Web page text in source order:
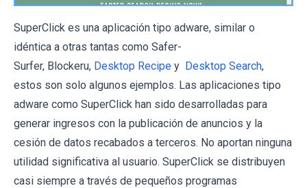
SuperClick es una aplicación tipo adware, similar o
idéntica a otras tantas como Safer-
Surfer, Blockeru, Desktop Recipe y Desktop Search,
estos son solo algunos ejemplos. Las aplicaciones tipo
adware como SuperClick han sido desarrolladas para
generar ingresos con la publicación de anuncios y la
cesión de datos recabados a terceros. No aportan ninguna
utilidad significativa al usuario. SuperClick se distribuyen
casi siempre a través de pequeños programas